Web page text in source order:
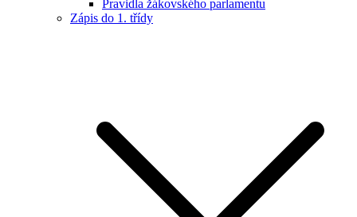
Pravidla žákovského parlamentu
Zápis do 1. třídy